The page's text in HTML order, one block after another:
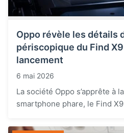
Oppo révèle les détails
périscopique du Find
lancement
6 mai 2026
La société Oppo s’apprête à
smartphone phare, le Find